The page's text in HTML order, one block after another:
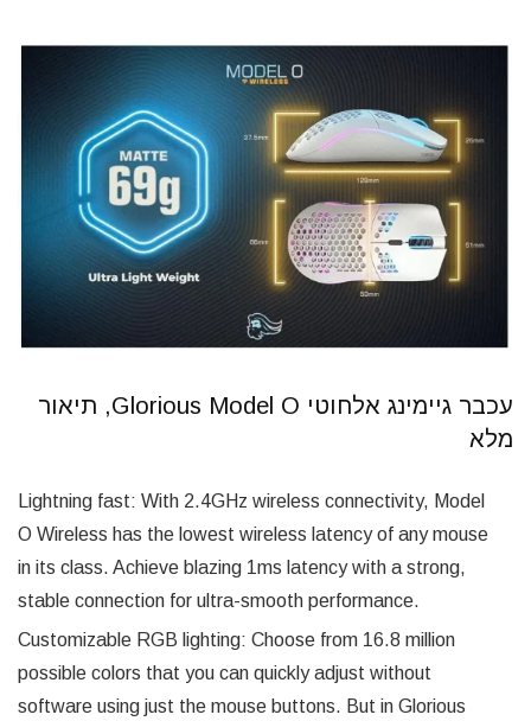
עכבר גיימינג אלחוטי Glorious Model O, תיאור
מלא
Lightning fast: With 2.4GHz wireless connectivity, Model
O Wireless has the lowest wireless latency of any mouse
in its class. Achieve blazing 1ms latency with a strong,
stable connection for ultra-smooth performance.
Customizable RGB lighting: Choose from 16.8 million
possible colors that you can quickly adjust without
software using just the mouse buttons. But in Glorious